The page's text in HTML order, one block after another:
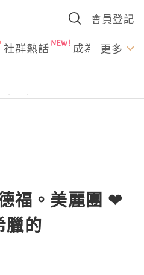
會員登記
社群熱話 成為U更多
福。美麗團 ❤
臘的